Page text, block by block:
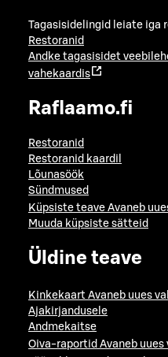
Tagasisidelingid leiate iga
Restoranid
Andke tagasisidet
vahekaardis
Raflaamo.fi
Restoranid
Restoranid kaardil
Lõunasöök
Sündmused
Küpsiste teave Avaneb
Muuda küpsiste sätteid
Üldine teave
Kinkekaart Avaneb uues
Ajakirjandusele
Andmekaitse
Oiva-raportid Avaneb